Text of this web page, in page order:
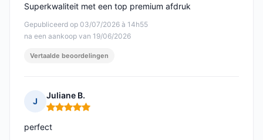
Gepubliceerd op 03/07/2026 à 14h55
na een aankoop van 19/06/2026
Superkwaliteit met een top premium afdruk
Vertaalde beoordelingen
J
Juliane B.
Opmerking: 5 van 5
perfect